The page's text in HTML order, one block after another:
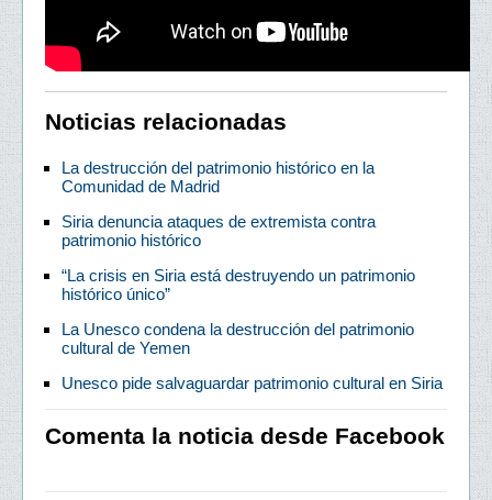
Noticias relacionadas
La destrucción del patrimonio histórico en la
Comunidad de Madrid
Siria denuncia ataques de extremista contra
patrimonio histórico
“La crisis en Siria está destruyendo un patrimonio
histórico único”
La Unesco condena la destrucción del patrimonio
cultural de Yemen
Unesco pide salvaguardar patrimonio cultural en Siria
Comenta la noticia desde Facebook